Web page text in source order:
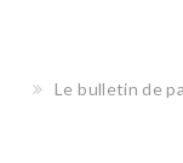
Le bulletin de